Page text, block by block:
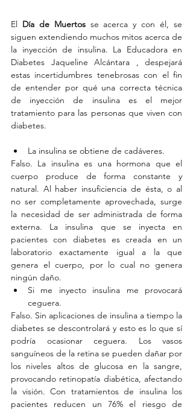
El Día de Muertos se acerca y con él, se
siguen extendiendo muchos mitos acerca de
la inyección de insulina. La Educadora en
Diabetes Jaqueline Alcántara , despejará
estas incertidumbres tenebrosas con el fin
de entender por qué una correcta técnica
de inyección de insulina es el mejor
tratamiento para las personas que viven con
diabetes.
La insulina se obtiene de cadáveres.
Falso. La insulina es una hormona que el
cuerpo produce de forma constante y
natural. Al haber insuficiencia de ésta, o al
no ser completamente aprovechada, surge
la necesidad de ser administrada de forma
externa. La insulina que se inyecta en
pacientes con diabetes es creada en un
laboratorio exactamente igual a la que
genera el cuerpo, por lo cual no genera
ningún daño.
Si me inyecto insulina me provocará
ceguera.
Falso. Sin aplicaciones de insulina a tiempo la
diabetes se descontrolará y esto es lo que sí
podría ocasionar ceguera. Los vasos
sanguíneos de la retina se pueden dañar por
los niveles altos de glucosa en la sangre,
provocando retinopatía diabética, afectando
la visión. Con tratamientos de insulina los
pacientes reducen un 76% el riesgo de